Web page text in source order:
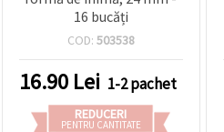
16 bucăți
COD: 503538
16.90 Lei 1-2 pachet
REDUCERI
PENTRU CANTITATE